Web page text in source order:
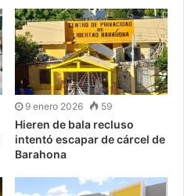
9 enero 2026 59
Hieren de bala recluso
intentó escapar de cárcel de
Barahona